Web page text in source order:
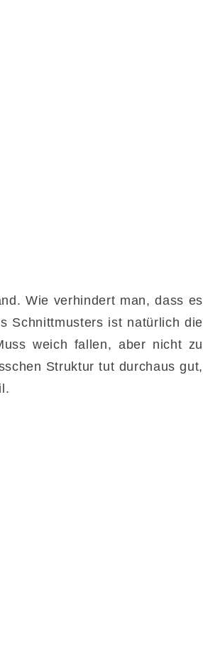
Wie verhindert man, dass es
Schnittmusters ist natürlich die
weich fallen, aber nicht zu
Struktur tut durchaus gut,